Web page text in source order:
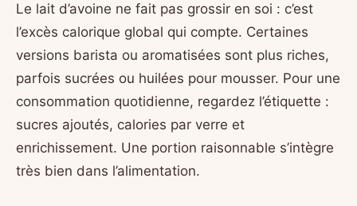
Le lait d’avoine ne fait pas grossir en soi : c’est
l’excès calorique global qui compte. Certaines
versions barista ou aromatisées sont plus riches,
parfois sucrées ou huilées pour mousser. Pour une
consommation quotidienne, regardez l’étiquette :
sucres ajoutés, calories par verre et
enrichissement. Une portion raisonnable s’intègre
très bien dans l’alimentation.